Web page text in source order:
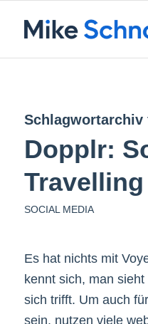
Schlagwortarchiv
Dopplr:
Travelling
SOCIAL MEDIA
Es hat nichts mit
kennt sich, man
sich trifft. Um auch
sein, nutzen viele